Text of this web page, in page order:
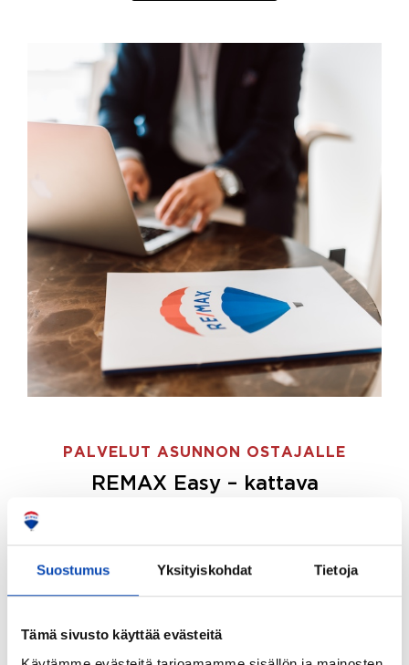
Suostumus Yksityiskohdat Tietoja
Tämä sivusto käyttää evästeitä
PALVELUT ASUNNON OSTAJALLE
REMAX Easy – kattava
ostajille.
Tee ostotoimeksianto ja etsimme juuri